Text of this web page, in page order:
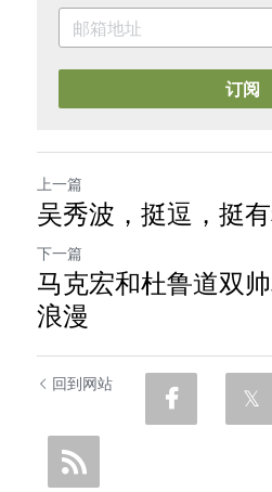
订阅
上一篇
吴秀波，挺逗，挺有
下一篇
马克宏和杜鲁道双
浪漫
回到网站